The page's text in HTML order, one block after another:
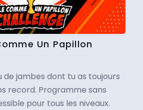
Un Papillon
de jambes dont tu as toujours
record. Programme sans
pour tous les niveaux.